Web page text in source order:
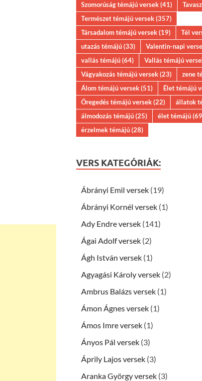
Szomorúság témájú versek(41)
Természet témájú versek(357)
Társadalom témájú versek(19) Tél
utazás témájú(33) Valentin-napi
vallás témájú(64) Vallás témájú
Vágyakozás témájú versek(23) zene
Álom témájú versek(51) Élet témájú
Öregedés témájú versek(22) állatok
álmodozás témájú(25) élet témájú
érzelmek témájú(28)
VERS KATEGÓRIÁK:
Ábrányi Emil versek (19)
Ábrányi Kornél versek (1)
Ady Endre versek (141)
Ágai Adolf versek (2)
Ágh István versek (1)
Agyagási Károly versek (2)
Ambrus Balázs versek (1)
Ámon Ágnes versek (1)
Ámos Imre versek (1)
Ányos Pál versek (3)
Áprily Lajos versek (3)
Aranka György versek (3)